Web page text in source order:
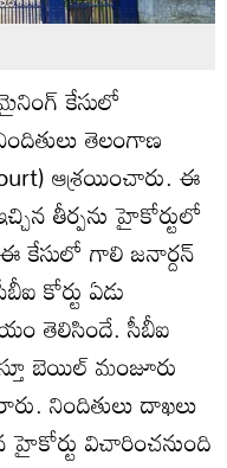
కేసులో
తెలంగాణ
ఆశ్రయించారు. ఈ
తీర్పను హైకోర్టులో
కేసులో గాలి జనార్దన్
కోర్టు ఏడు
తెలిసిందే. సీబీఐ
బెయిల్ మంజూరు
నిందితులు దాఖలు
విచారించనుంది